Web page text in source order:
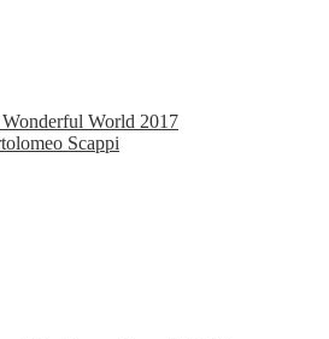
World 2017
Scappi